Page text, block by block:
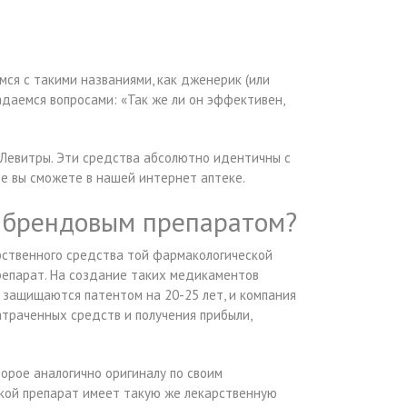
с такими названиями, как дженерик (или
вопросами: «Так же ли он эффективен,
Эти средства абсолютно идентичны с
вы сможете в нашей интернет аптеке.
препаратом?
средства той фармакологической
На создание таких медикаментов
патентом на 20-25 лет, и компания
средств и получения прибыли,
аналогично оригиналу по своим
препарат имеет такую же лекарственную